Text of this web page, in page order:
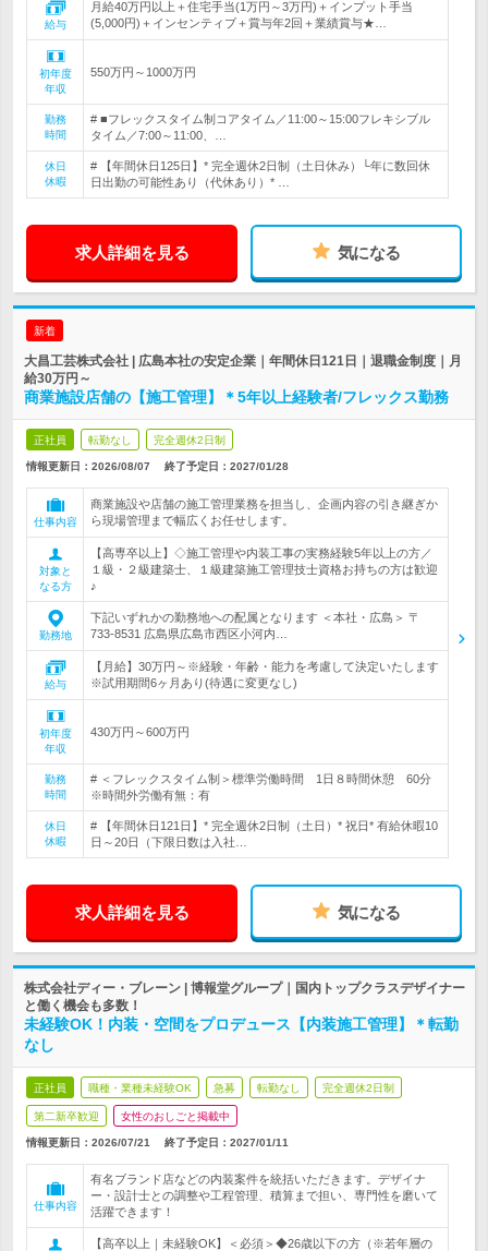
給与
月給40万円以上＋住宅手当(1万円～3万円)＋インプット手当
(5,000円)＋インセンティブ＋賞与年2回＋業績賞与★…
初年度
年収
550万円～1000万円
勤務
時間
# ■フレックスタイム制コアタイム／11:00～15:00フレキシブル
タイム／7:00～11:00、…
休日
休暇
# 【年間休日125日】* 完全週休2日制（土日休み）└年に数回休
日出勤の可能性あり（代休あり）* …
求人詳細を見る 気になる
新着
大昌工芸株式会社 | 広島本社の安定企業｜年間休日121日｜退職金制度｜月
給30万円～
商業施設店舗の【施工管理】＊5年以上経験者/フレックス勤務
正社員 転勤なし 完全週休2日制
情報更新日：2026/08/07 終了予定日： 2027/01/28
仕事内容
商業施設や店舗の施工管理業務を担当し、企画内容の引き継ぎか
ら現場管理まで幅広くお任せします。
対象と
なる方
【高専卒以上】◇施工管理や内装工事の実務経験5年以上の方／
１級・２級建築士、１級建築施工管理技士資格お持ちの方は歓迎
♪
勤務地
下記いずれかの勤務地への配属となります ＜本社・広島＞ 〒
733-8531 広島県広島市西区小河内…
給与
【月給】30万円～※経験・年齢・能力を考慮して決定いたします
※試用期間6ヶ月あり(待遇に変更なし)
初年度
年収
430万円～600万円
勤務
時間
# ＜フレックスタイム制＞標準労働時間 1日８時間休憩 60分
※時間外労働有無：有
休日
休暇
# 【年間休日121日】* 完全週休2日制（土日）* 祝日* 有給休暇10
日～20日（下限日数は入社…
求人詳細を見る 気になる
株式会社ディー・ブレーン | 博報堂グループ｜国内トップクラスデザイナー
と働く機会も多数！
未経験OK！内装・空間をプロデュース【内装施工管理】＊転勤
なし
正社員 職種・業種未経験OK 急募 転勤なし 完全週休2日制
第二新卒歓迎 女性のおしごと掲載中
情報更新日：2026/07/21 終了予定日： 2027/01/11
仕事内容
有名ブランド店などの内装案件を統括いただきます。デザイナ
ー・設計士との調整や工程管理、積算まで担い、専門性を磨いて
活躍できます！
【高卒以上｜未経験OK】＜必須＞◆26歳以下の方（※若年層の